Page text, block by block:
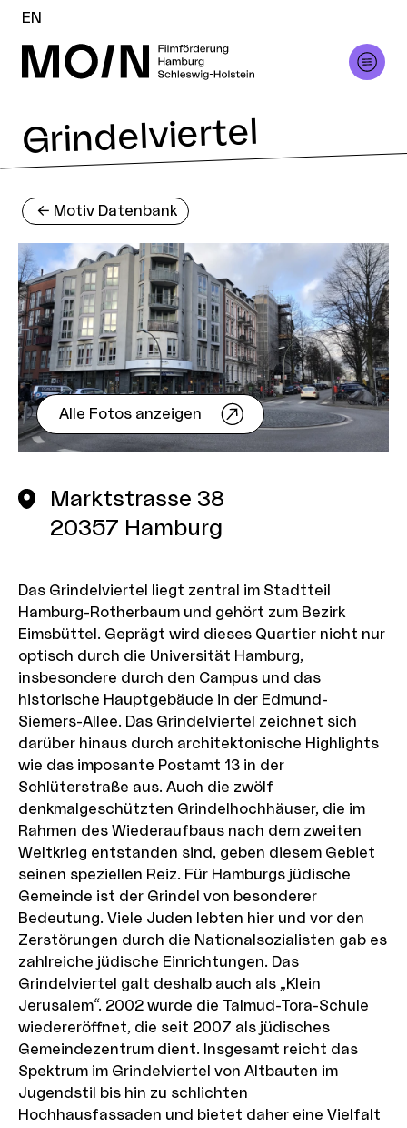
EN
Grindelviertel
<- Motiv Datenbank
Alle Fotos anzeigen
Marktstrasse 38
20357 Hamburg
Das Grindelviertel liegt zentral im Stadtteil
Hamburg-Rotherbaum und gehört zum Bezirk
Eimsbüttel. Geprägt wird dieses Quartier nicht nur
optisch durch die Universität Hamburg,
insbesondere durch den Campus und das
historische Hauptgebäude in der Edmund-
Siemers-Allee. Das Grindelviertel zeichnet sich
darüber hinaus durch architektonische Highlights
wie das imposante Postamt 13 in der
Schlüterstraße aus. Auch die zwölf
denkmalgeschützten Grindelhochhäuser, die im
Rahmen des Wiederaufbaus nach dem zweiten
Weltkrieg entstanden sind, geben diesem Gebiet
seinen speziellen Reiz. Für Hamburgs jüdische
Gemeinde ist der Grindel von besonderer
Bedeutung. Viele Juden lebten hier und vor den
Zerstörungen durch die Nationalsozialisten gab es
zahlreiche jüdische Einrichtungen. Das
Grindelviertel galt deshalb auch als „Klein
Jerusalem“. 2002 wurde die Talmud-Tora-Schule
wiedereröffnet, die seit 2007 als jüdisches
Gemeindezentrum dient. Insgesamt reicht das
Spektrum im Grindelviertel von Altbauten im
Jugendstil bis hin zu schlichten
Hochhausfassaden und bietet daher eine Vielfalt